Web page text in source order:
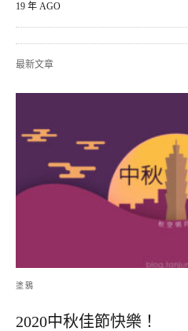
19 年 AGO
最新文章
塗鴉
2020中秋佳節快樂！